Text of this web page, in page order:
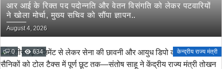
आर आई के रिक्त पद पदोन्नति और वेतन विसंगति को लेकर पटवारियों
ने खोला मोर्चा, मुख्य सचिव को सौंपा ज्ञापन..
August 4, 2026
0 634 केन्द्रीय राज्य मंत्री